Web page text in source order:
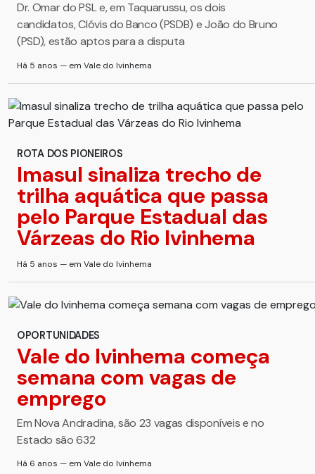
Dr. Omar do PSL e, em Taquarussu, os dois
candidatos, Clóvis do Banco (PSDB) e João do Bruno
(PSD), estão aptos para a disputa
Há 5 anos — em Vale do Ivinhema
ROTA DOS PIONEIROS
Imasul sinaliza trecho de
trilha aquática que passa
pelo Parque Estadual das
Várzeas do Rio Ivinhema
Há 5 anos — em Vale do Ivinhema
OPORTUNIDADES
Vale do Ivinhema começa
semana com vagas de
emprego
Em Nova Andradina, são 23 vagas disponíveis e no
Estado são 632
Há 6 anos — em Vale do Ivinhema